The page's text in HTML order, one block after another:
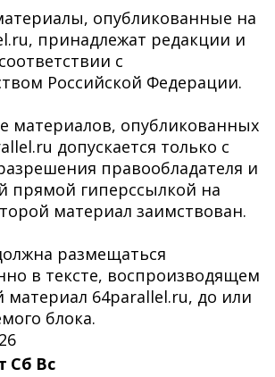
опубликованные на
принадлежат редакции и
с
Российской Федерации.
материалов, опубликованных
допускается только с
правообладателя и
прямой гиперссылкой на
материал заимствован.
размещаться
в тексте, воспроизводящем
64parallel.ru, до или
блока.
Сб Вс